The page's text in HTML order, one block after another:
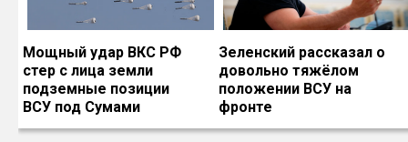
Мощный удар ВКС РФ
стер с лица земли
подземные позиции
ВСУ под Сумами
Зеленский рассказал о
довольно тяжёлом
положении ВСУ на
фронте